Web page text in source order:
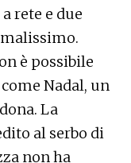
rete e due
è possibile
Nadal, un
La
al serbo di
non ha